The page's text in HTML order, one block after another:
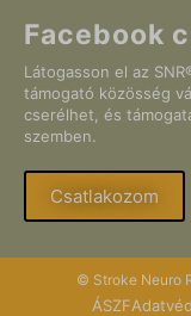
Facebook
Látogasson el az
támogató közösség
cserélhet, és
szemben.
Csatlakozom
© Stroke Neuro
ÁSZF